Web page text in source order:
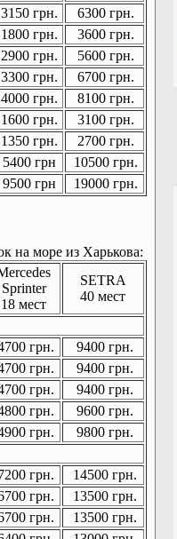
3150 грн.
6300 грн.
1800 грн.
3600 грн.
2900 грн.
5600 грн.
3300 грн.
6700 грн.
4000 грн.
8100 грн.
1600 грн.
3100 грн.
1350 грн.
2700 грн.
5400 грн
10500 грн.
9500 грн 19000 грн.
на море из Харькова:
Sprinter
18 мест
SETRA
40 мест
грн.
9400 грн.
грн.
9400 грн.
грн.
9400 грн.
грн.
9600 грн.
грн.
9800 грн.
грн.
14500 грн.
грн.
13500 грн.
грн.
13500 грн.